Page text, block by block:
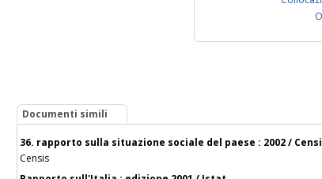
Documenti simili
36. rapporto sulla situazione sociale del paese : 2002 /
Censis